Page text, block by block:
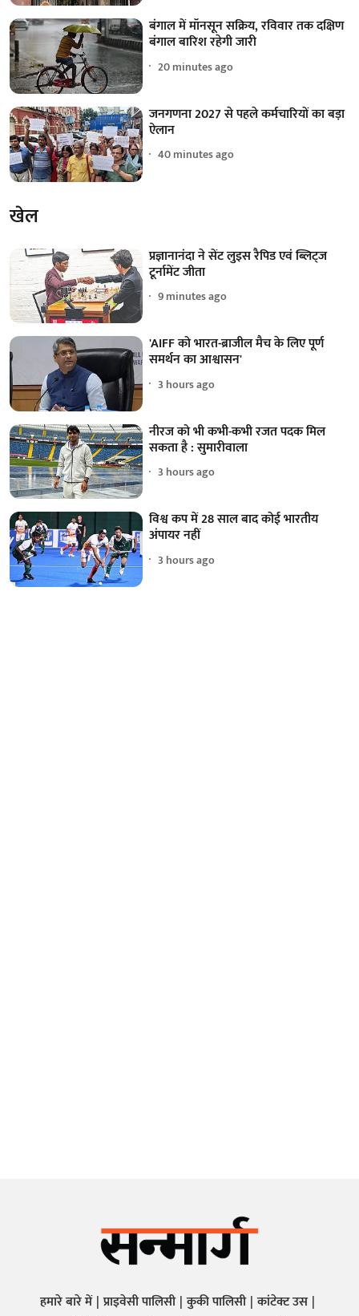
बंगाल में मॉनसून सक्रिय, रविवार तक दक्षिण
बंगाल बारिश रहेगी जारी
20 minutes ago
जनगणना 2027 से पहले कर्मचारियों का बड़ा
ऐलान
40 minutes ago
खेल
प्रज्ञानानंदा ने सेंट लुइस रैपिड एवं ब्लिट्ज
टूर्नामेंट जीता
9 minutes ago
'AIFF को भारत-ब्राजील मैच के लिए पूर्ण
समर्थन का आश्वासन'
3 hours ago
नीरज को भी कभी-कभी रजत पदक मिल
सकता है : सुमारीवाला
3 hours ago
विश्व कप में 28 साल बाद कोई भारतीय
अंपायर नहीं
3 hours ago
हमारे बारे में प्राइवेसी पालिसी कुकी पालिसी कांटेक्ट उस